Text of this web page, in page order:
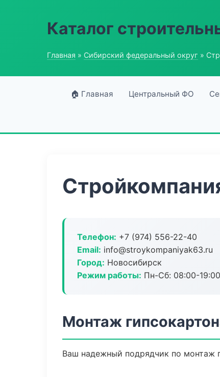
Каталог
Главная » Сибирский федеральный округ »
🏠 Главная Центральный ФО
Телефон: +7 (974) 556-22-40
Email: info@stroykompaniyak63.ru
Город: Новосибирск
Режим работы: Пн-Сб: 08:00-19:00
Монтаж
Ваш надежный подрядчик по монтаж